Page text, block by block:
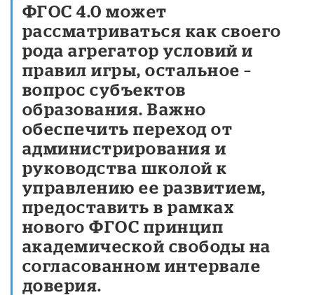
ФГОС 4.0 может
рассматриваться как своего
рода агрегатор условий и
правил игры, остальное –
вопрос субъектов
образования. Важно
обеспечить переход от
администрирования и
руководства школой к
управлению ее развитием,
предоставить в рамках
нового ФГОС принцип
академической свободы на
согласованном интервале
доверия.